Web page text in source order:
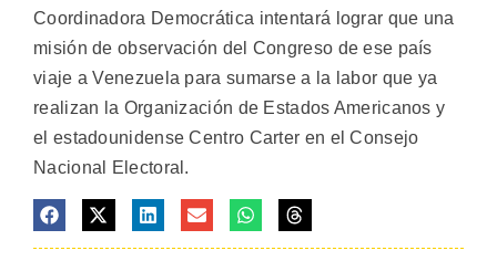
Coordinadora Democrática intentará lograr que una
misión de observación del Congreso de ese país
viaje a Venezuela para sumarse a la labor que ya
realizan la Organización de Estados Americanos y
el estadounidense Centro Carter en el Consejo
Nacional Electoral.